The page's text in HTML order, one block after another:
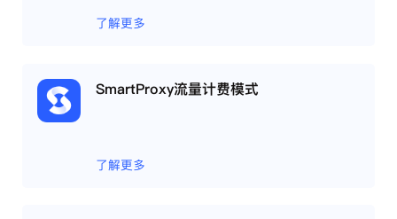
了解更多
SmartProxy流量计费模式
了解更多